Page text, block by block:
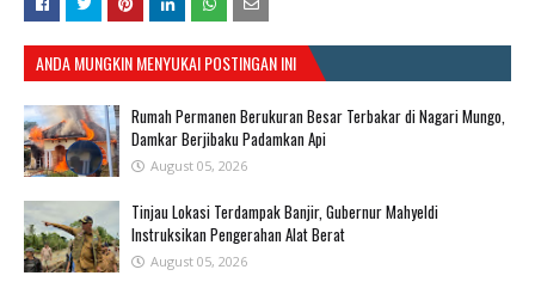
ANDA MUNGKIN MENYUKAI POSTINGAN INI
Rumah Permanen Berukuran Besar Terbakar di Nagari Mungo,
Damkar Berjibaku Padamkan Api
August 05, 2026
Tinjau Lokasi Terdampak Banjir, Gubernur Mahyeldi
Instruksikan Pengerahan Alat Berat
August 05, 2026